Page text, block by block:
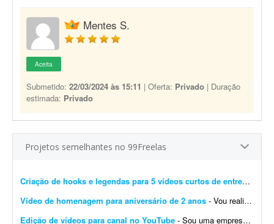
Mentes S.
Aceita
Submetido: 22/03/2024 às 15:11 | Oferta: Privado | Duração
estimada: Privado
Projetos semelhantes no 99Freelas
Criação de hooks e legendas para 5 vídeos curtos de entrevistas
Vídeo de homenagem para aniversário de 2 anos - Vou realizar o aniversário do meu filho de 2 anos na próxima sexta-feira. Gostaria de um vídeo animado contando a minha história com minha esposa (namoro e casamento), a...
Edição de vídeos para canal no YouTube - Sou uma empresa à procura de editor de vídeo para canal no YouTube. Preciso de pessoas disponíveis para fazer esse trabalho para mim, pois não tenho tempo nem disponibil...